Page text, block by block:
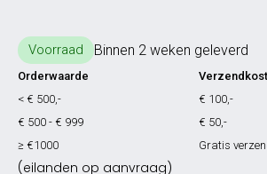
Voorraad Binnen 2 weken geleverd
Orderwaarde
< € 500,-
€ 100,-
€ 500 - € 999
€ 50,-
≥ €1000
Gratis
(eilanden op aanvraag)